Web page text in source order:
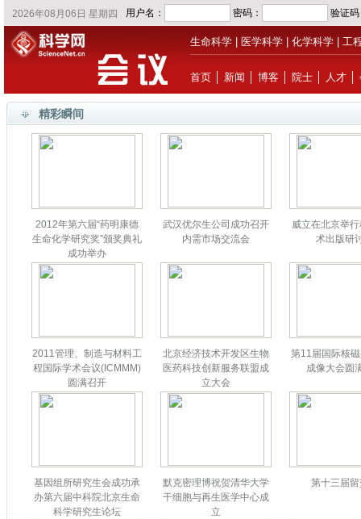
生命科学 医学科学 化学科学 工
首页 新闻 博客 院士 人才
精彩瞬间
2012年第六届“药明康德
生命化学研究奖”颁奖典礼
成功举办
武汉优尔生公司成功召开
内需市场交流会
威立在北京举
术出版研
2011管理、制造与材料工
程国际学术会议(ICMMM)
圆满召开
北京经济技术开发区生物
医药科技创新服务联盟成
立大会
第11届国际核
成像大会圆
基因组所研究生会成功承
办第六届中科院北京生命
科学研究生论坛
默克密理博祝贺清华大学
干细胞与再生医学中心成
立
第十三届